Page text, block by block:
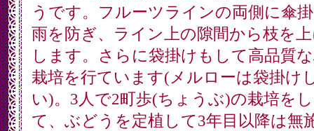
うです。フルーツラインの両側に傘
雨を防ぎ、ライン上の隙間から枝を
します。さらに袋掛けもして高品質
栽培を行ています(メルローは袋掛け
い)。3人で2町歩(ちょうぶ)の栽培を
て、ぶどうを定植して3年目以降は無